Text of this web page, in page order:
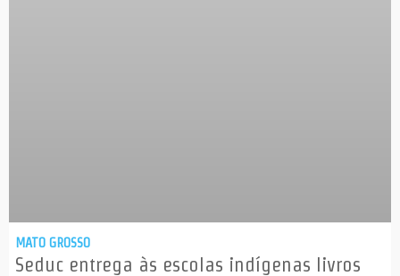
MATO GROSSO
Seduc entrega às escolas indígenas livros